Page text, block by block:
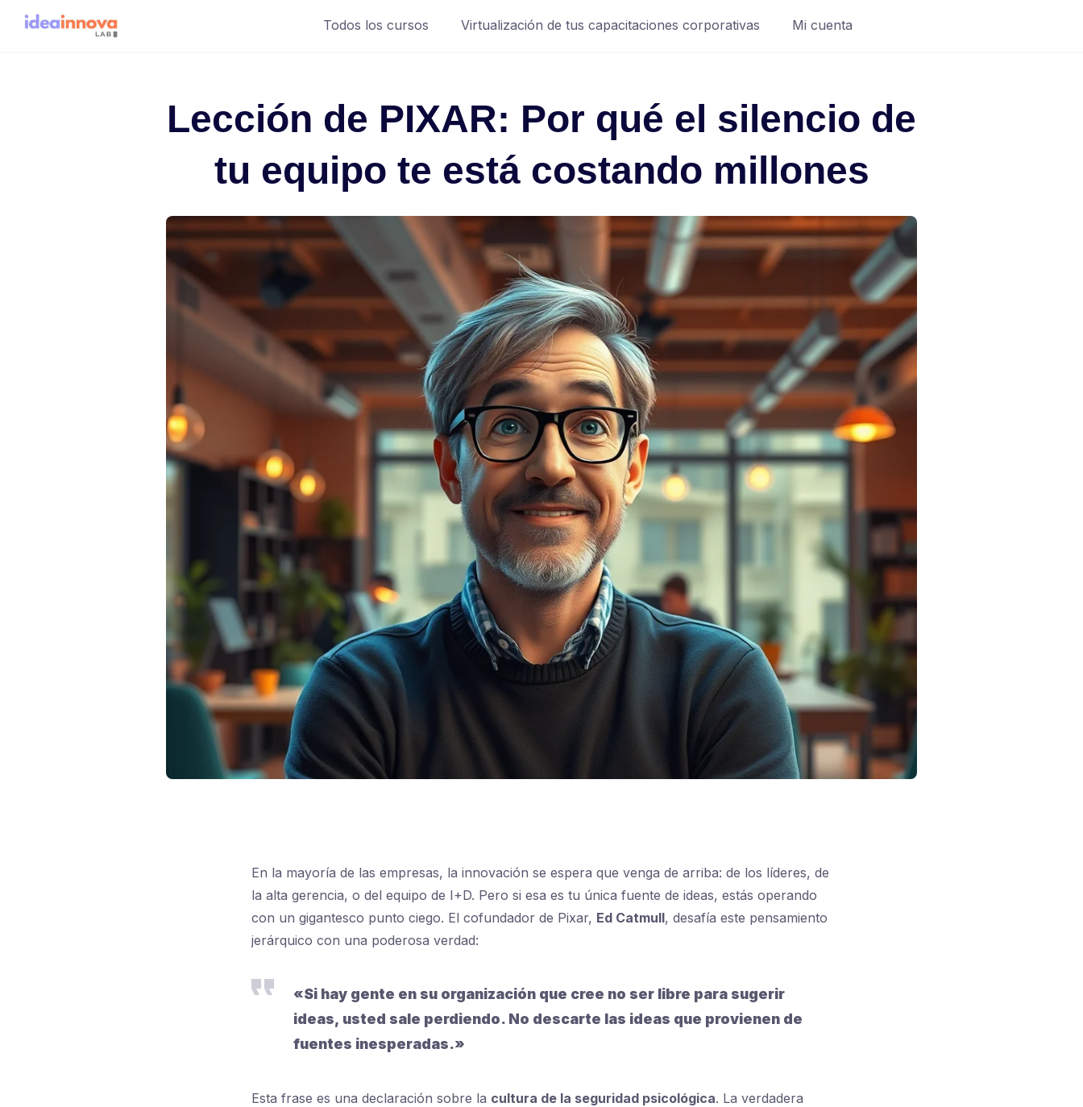
Todos los cursos Virtualización de tus capacitaciones corporativas Mi cuenta
Lección de PIXAR: Por qué el silencio de
tu equipo te está costando millones
En la mayoría de las empresas, la innovación se espera que venga de arriba: de los líderes, de
la alta gerencia, o del equipo de I+D. Pero si esa es tu única fuente de ideas, estás operando
con un gigantesco punto ciego. El cofundador de Pixar, Ed Catmull, desafía este pensamiento
jerárquico con una poderosa verdad:
«Si hay gente en su organización que cree no ser libre para sugerir
ideas, usted sale perdiendo. No descarte las ideas que provienen de
fuentes inesperadas.»
Esta frase es una declaración sobre la cultura de la seguridad psicológica. La verdadera